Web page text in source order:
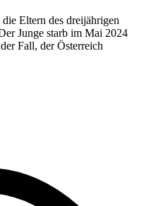
Eltern des dreijährigen
Junge starb im Mai 2024
Fall, der Österreich